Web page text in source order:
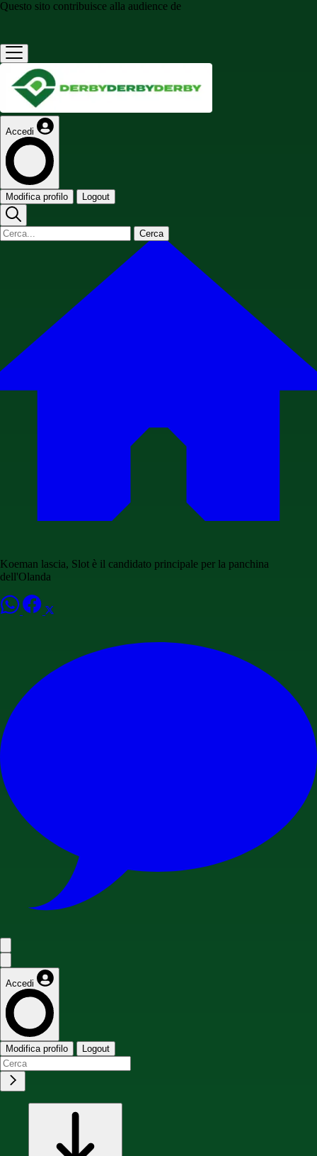
Questo sito contribuisce alla audience de
Accedi
Modifica profilo Logout
Cerca
Koeman lascia, Slot è il candidato principale per la panchina
dell'Olanda
Accedi
Modifica profilo Logout